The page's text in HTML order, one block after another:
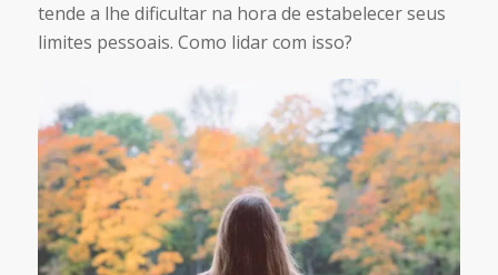
tende a lhe dificultar na hora de estabelecer seus
limites pessoais. Como lidar com isso?